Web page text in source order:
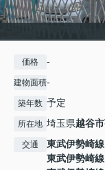
価格 -
建物面積-
築年数 予定
所在地 埼玉県越谷市
交通 東武伊勢崎線
東武伊勢崎線